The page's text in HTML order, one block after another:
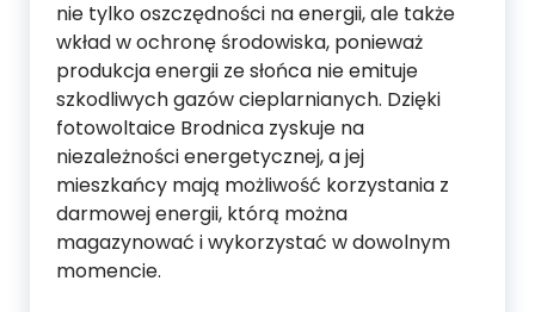
nie tylko oszczędności na energii, ale także
wkład w ochronę środowiska, ponieważ
produkcja energii ze słońca nie emituje
szkodliwych gazów cieplarnianych. Dzięki
fotowoltaice Brodnica zyskuje na
niezależności energetycznej, a jej
mieszkańcy mają możliwość korzystania z
darmowej energii, którą można
magazynować i wykorzystać w dowolnym
momencie.